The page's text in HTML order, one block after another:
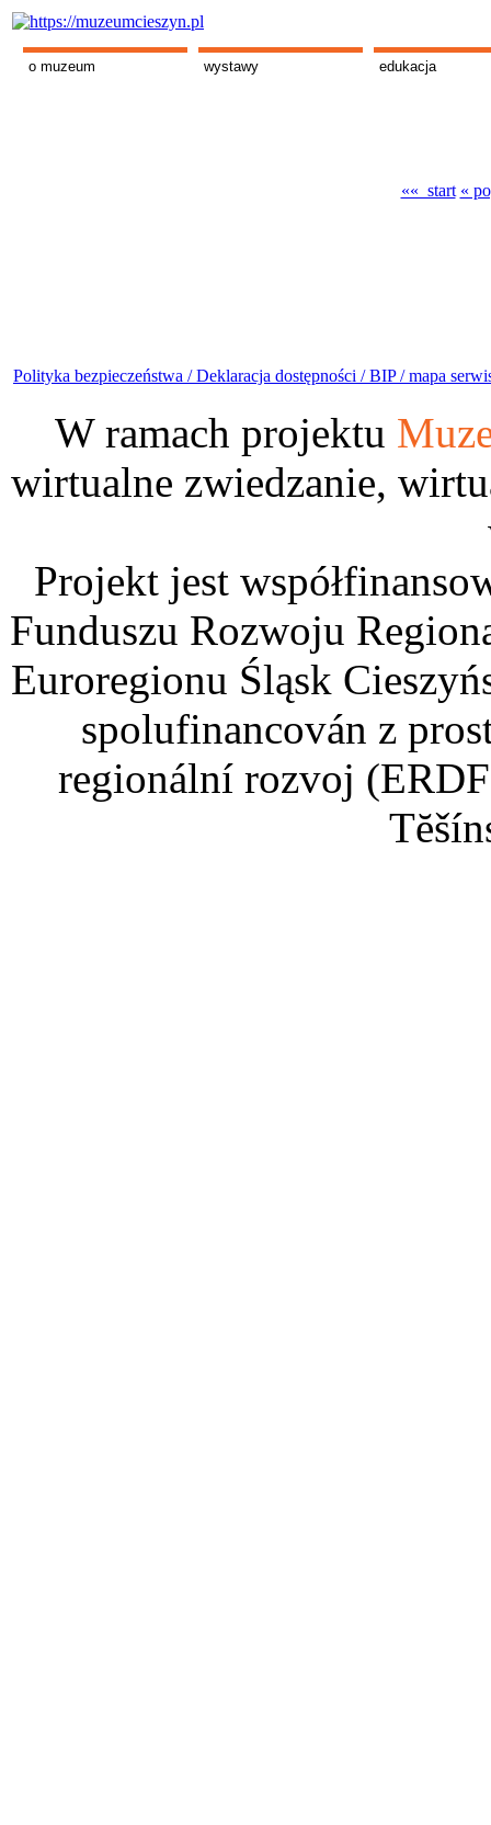
o muzeum wystawy edukacja
«« start «
Polityka bezpieczeństwa /Deklaracja dostępności /BIP /mapa
W ramach projektu
wirtualne zwiedzanie,
Projekt jest
Funduszu Rozwoju
Euroregionu Śląsk
spolufinancován z
regionální rozvoj